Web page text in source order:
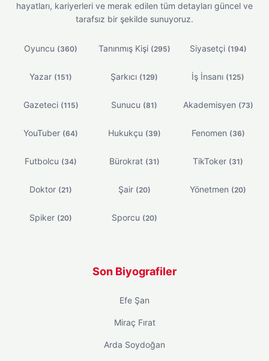
hayatları, kariyerleri ve merak edilen tüm detayları güncel ve
tarafsız bir şekilde sunuyoruz.
Oyuncu (360) Tanınmış Kişi (295) Siyasetçi (194)
Yazar (151) Şarkıcı (129) İş İnsanı (125)
Gazeteci (115) Sunucu (81) Akademisyen (73)
YouTuber (64) Hukukçu (39) Fenomen (36)
Futbolcu (34) Bürokrat (31) TikToker (31)
Doktor (21) Şair (20) Yönetmen (20)
Spiker (20) Sporcu (20)
Son Biyografiler
Efe Şan
Miraç Fırat
Arda Soydoğan